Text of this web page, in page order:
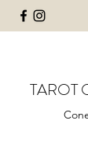
TAROT